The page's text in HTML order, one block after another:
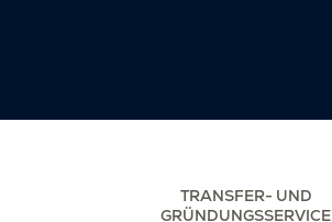
TRANSFER- UND
GRÜNDUNGSSERVICE